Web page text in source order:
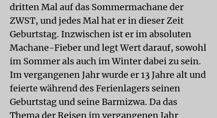
dritten Mal auf das Sommermachane der
ZWST, und jedes Mal hat er in dieser Zeit
Geburtstag. Inzwischen ist er im absoluten
Machane-Fieber und legt Wert darauf, sowohl
im Sommer als auch im Winter dabei zu sein.
Im vergangenen Jahr wurde er 13 Jahre alt und
feierte während des Ferienlagers seinen
Geburtstag und seine Barmizwa. Da das
Thema der Reisen im vergangenen Jahr